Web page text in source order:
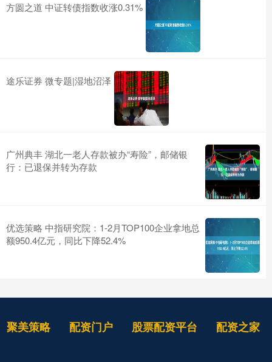
方圆之道 中证转债指数收涨0.31%
途乐证券 微专题|湿地沼泽
广州典丰 湖北一老人存款被办“寿险”，邮储银
行：已退保并转为存款
优选策略 中指研究院：1-2月TOP100企业拿地总
额950.4亿元，同比下降52.4%
聚美策略 配资门户 股票配资平台 配资之家